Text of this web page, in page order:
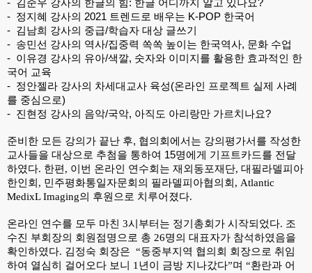
-  김준우 강사의 한글의 힘: 한글 어디까지 알고 있나요?
-  정지혜 강사의 2021 트렌드로 배우는 K-POP 한국어
-  김남희 강사의 중급/학습자 대상 글쓰기
-  송민선 강사의 역사/집중력 쏙쏙 높이는 한국역사, 문화 수업
-  이유경 강사의 유아/색깔, 숫자와 이미지를 활용한 효과적인 한
국어 교육
-  정안젤라 강사의 차세대교사 육성(온라인 프로젝트 실제 사례
를 중심으로)
-  진현정 강사의 음악/국악, 아직도 아리랑만 가르치나요?
준비한 모든 강의가 끝난 후, 협의회에서는 강의평가서를 작성한
교사들을 대상으로 추첨을 통하여 15명에게 기 프트카드를 전달
하였다. 한편, 이번 온라인 연수회는 재외동포재단, 대필라델피아
한인회, 민주평화통일자문회의 필라델피아협의회, Atlantic
MedixL Imaging의 후원으로 치루어졌다.
온라인 연수를 모두 마친 3시부터는 정기총회가 시작되었다. 조
수진 부회장의 회원점명으로 총 26명의 대표자가 참석하였음을
확인하였다. 김정숙 회장은  “동중부지역 협의회 회장으로 취임
하여 열심히 걸어오다 보니 1년이 금방 지나갔다”며 “환란과 어